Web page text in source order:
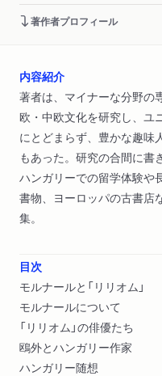
著作者プロフィール
内容紹介
著者は、マイナーな分野の
欧・中欧文化を研究し、ユ
にとどまらず、豊かな趣味
もあった。研究の合間に書
ハンガリーでの留学体験や
書物、ヨーロッパの古書店
集。
目次
モルナールと「リリオム」
モルナールについて
「リリオム」の俳優たち
鴎外とハンガリー作家
ハンガリー随想